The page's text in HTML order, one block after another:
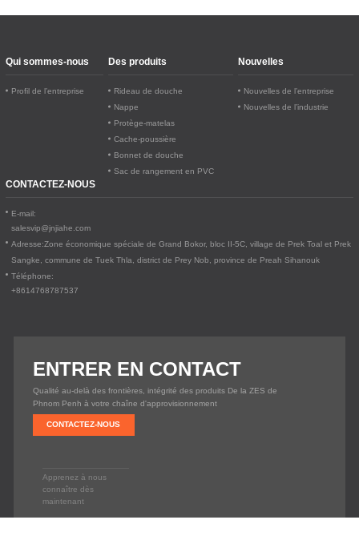
Qui sommes-nous
Profil de l’entreprise
Des produits
Rideau de douche
Nappe
Protège-matelas
Cache-poussière
Bonnet de douche
Sac de rangement en PVC
Nouvelles
Nouvelles de l’entreprise
Nouvelles de l’industrie
CONTACTEZ-NOUS
E-mail:
salesvip@jnjiahe.com
Adresse:Zone économique spéciale de Grand Bokor, bloc II-5C, village de Prek Toal et Prek
Sangke, commune de Tuek Thla, district de Prey Nob, province de Preah Sihanouk
Téléphone:
+8614768787537
ENTRER EN CONTACT
Qualité au-delà des frontières, intégrité des produits De la ZES de
Phnom Penh à votre chaîne d'approvisionnement
CONTACTEZ-NOUS
Apprenez à nous
connaître dès
maintenant